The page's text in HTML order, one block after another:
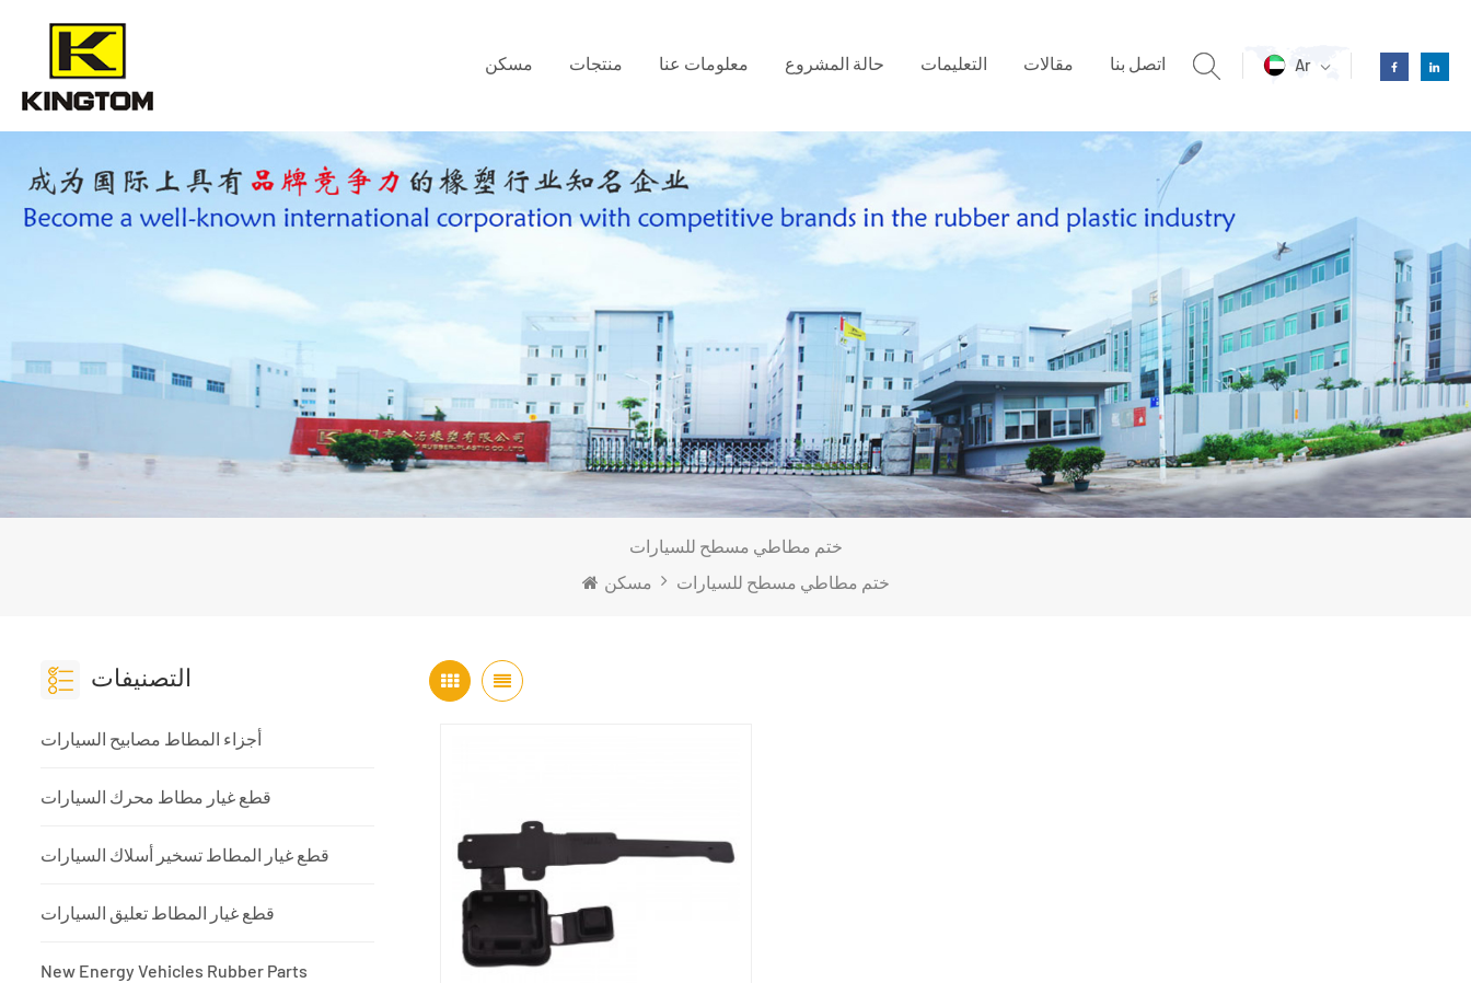
Ar مسكن منتجات معلومات عنا حالة المشروع التعليمات مقالات اتصل بنا
ختم مطاطي مسطح للسيارات
مسكن
ختم مطاطي مسطح للسيارات
التصنيفات
أجزاء المطاط مصابيح السيارات
قطع غيار مطاط محرك السيارات
قطع غيار المطاط تسخير أسلاك السيارات
قطع غيار المطاط تعليق السيارات
New Energy Vehicles Rubber Parts